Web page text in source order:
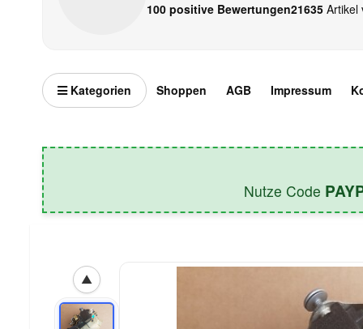
100 positive Bewertungen21635 Artikel
Kategorien Shoppen AGB Impressum
Nutze Code
▲